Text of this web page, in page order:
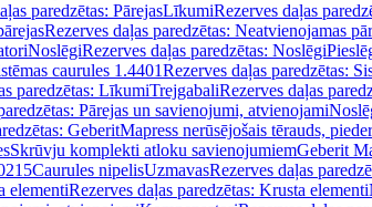
paredzētas: PārejasLīkumiRezerves daļas
Rezerves daļas paredzētas: Neatvienojamas
NoslēgiRezerves daļas paredzētas: Noslēgi
caurules 1.4401Rezerves daļas paredzētas:
paredzētas: LīkumiTrejgabaliRezerves daļas
Pārejas un savienojumi, atvienojami
GeberitMapress nerūsējošais tērauds,
Skrūvju komplekti atloku savienojumiemGeberit
Caurules nipelisUzmavasRezerves daļas
elementiRezerves daļas paredzētas: Krusta elementi